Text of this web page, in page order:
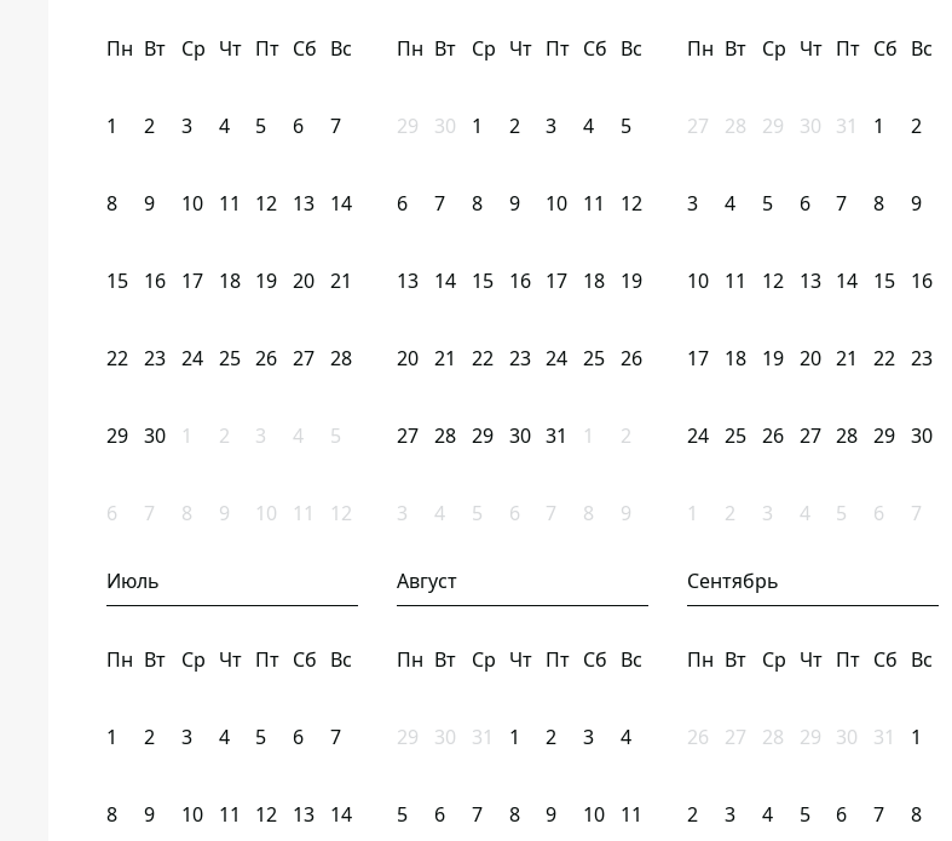
Пн Вт Ср Чт Пт Сб Вс
1 2 3 4 5 6 7
8 9 10 11 12 13 14
15 16 17 18 19 20 21
22 23 24 25 26 27 28
29 30 1 2 3 4 5
6 7 8 9 10 11 12
Пн Вт Ср Чт Пт Сб Вс
29 30 1 2 3 4 5
6 7 8 9 10 11 12
13 14 15 16 17 18 19
20 21 22 23 24 25 26
27 28 29 30 31 1 2
3 4 5 6 7 8 9
Пн Вт Ср Чт Пт Сб Вс
27 28 29 30 31 1 2
3 4 5 6 7 8 9
10 11 12 13 14 15 16
17 18 19 20 21 22 23
24 25 26 27 28 29 30
1 2 3 4 5 6 7
Июль
Пн Вт Ср Чт Пт Сб Вс
1 2 3 4 5 6 7
8 9 10 11 12 13 14
Август
Пн Вт Ср Чт Пт Сб Вс
29 30 31 1 2 3 4
5 6 7 8 9 10 11
Сентябрь
Пн Вт Ср Чт Пт Сб Вс
26 27 28 29 30 31 1
2 3 4 5 6 7 8